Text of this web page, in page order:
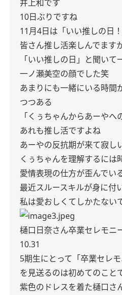
井上和です
10日ぶりですね
11月4日は「いい推しの日
皆さん推し活楽しんでます
「いい推しの日」と聞い
一ノ瀬美空の顔でした笑
あまりにも一緒にいる時間
つつある
「くぅちゃんからあーやへ
あれも推し活ですよね
あーやの反抗期が来て寂し
くぅちゃんを理解するには
愛情表現の仕方が歪んでい
最近スルースキルが身に付
私は愛おしくてしかたない
樋口日奈さん卒業セレモニ
10.31
5期生にとって「卒業セレ
を見送るのは初めてのこと
紫色のドレスを着た樋口さ